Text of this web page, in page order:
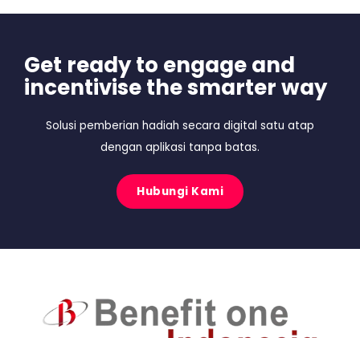
Get ready to engage and
incentivise the smarter way
Solusi pemberian hadiah secara digital satu atap
dengan aplikasi tanpa batas.
Hubungi Kami